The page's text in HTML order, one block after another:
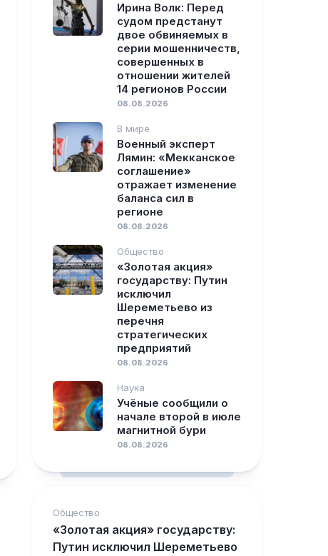
Ирина Волк: Перед
судом предстанут
двое обвиняемых в
серии мошенничеств,
совершенных в
отношении жителей
14 регионов России
08.08.2026
В мире
Военный эксперт
Лямин: «Мекканское
соглашение»
отражает изменение
баланса сил в
регионе
08.08.2026
Общество
«Золотая акция»
государству: Путин
исключил
Шереметьево из
перечня
стратегических
предприятий
08.08.2026
Наука
Учёные сообщили о
начале второй в июле
магнитной бури
08.08.2026
Общество
«Золотая акция» государству:
Путин исключил Шереметьево